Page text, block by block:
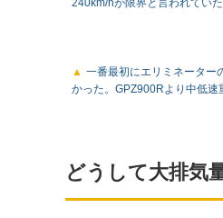
240km/hが限界と言われてい
一番最初にエリミネーター
かった。GPZ900Rより中低速
どうして大排気